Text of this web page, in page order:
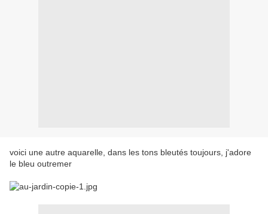
voici une autre aquarelle, dans les tons bleutés toujours, j'adore
le bleu outremer